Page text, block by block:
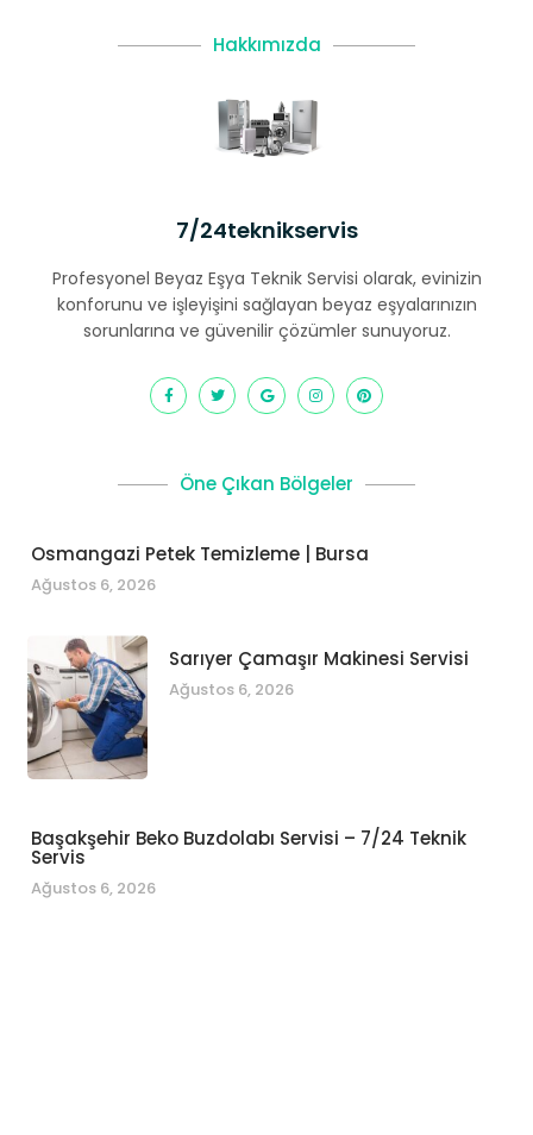
Hakkımızda
7/24teknikservis
Profesyonel Beyaz Eşya Teknik Servisi olarak, evinizin
konforunu ve işleyişini sağlayan beyaz eşyalarınızın
sorunlarına ve güvenilir çözümler sunuyoruz.
Öne Çıkan Bölgeler
Osmangazi Petek Temizleme | Bursa
Ağustos 6, 2026
Sarıyer Çamaşır Makinesi Servisi
Ağustos 6, 2026
Başakşehir Beko Buzdolabı Servisi – 7/24 Teknik
Servis
Ağustos 6, 2026